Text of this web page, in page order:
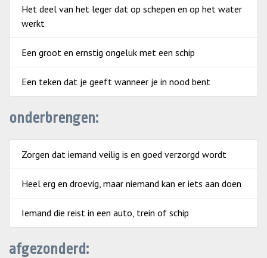
Het deel van het leger dat op schepen en op het water
werkt
Een groot en ernstig ongeluk met een schip
Een teken dat je geeft wanneer je in nood bent
onderbrengen:
Zorgen dat iemand veilig is en goed verzorgd wordt
Heel erg en droevig, maar niemand kan er iets aan doen
Iemand die reist in een auto, trein of schip
afgezonderd: